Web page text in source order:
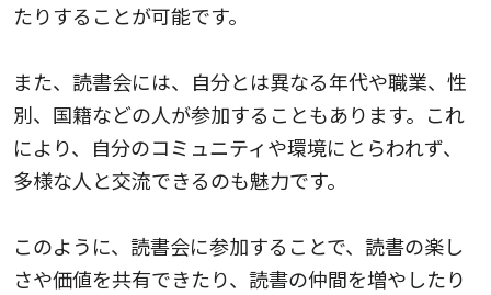
たりすることが可能です。
また、読書会には、自分とは異なる年代や職業、性
別、国籍などの人が参加することもあります。これ
により、自分のコミュニティや環境にとらわれず、
多様な人と交流できるのも魅力です。
このように、読書会に参加することで、読書の楽し
さや価値を共有できたり、読書の仲間を増やしたり